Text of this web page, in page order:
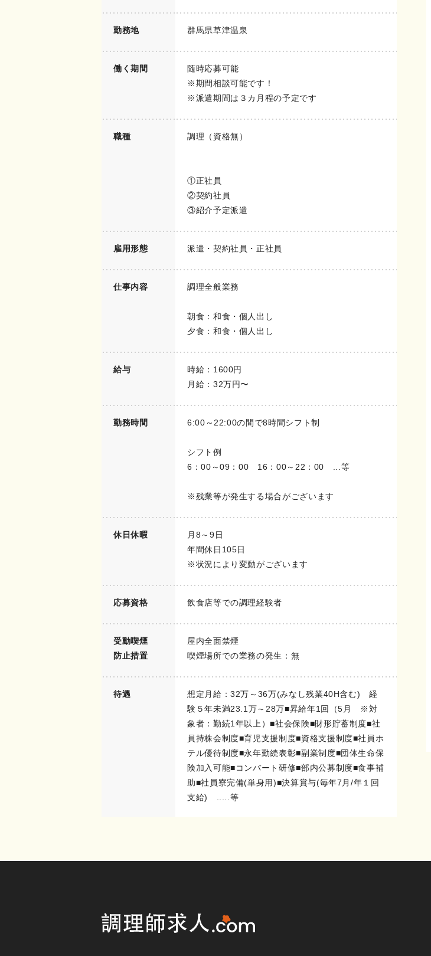
勤務地 群馬県草津温泉
働く期間
随時応募可能
※期間相談可能です！
※派遣期間は３カ月程の予定です
職種 調理（資格無）
①正社員
②契約社員
③紹介予定派遣
雇用形態 派遣・契約社員・正社員
仕事内容 調理全般業務
朝食：和食・個人出し
夕食：和食・個人出し
給与
時給：1600円
月給：32万円〜
勤務時間 6:00～22:00の間で8時間シフト制
シフト例
6：00～09：00 16：00～22：00 ...等
※残業等が発生する場合がございます
休日休暇
月8～9日
年間休日105日
※状況により変動がございます
応募資格 飲食店等での調理経験者
受動喫煙
防止措置
屋内全面禁煙
喫煙場所での業務の発生：無
待遇
想定月給：32万～36万(みなし残業40H含む) 経
験５年未満23.1万～28万■昇給年1回（5月 ※対
象者：勤続1年以上）■社会保険■財形貯蓄制度■社
員持株会制度■育児支援制度■資格支援制度■社員ホ
テル優待制度■永年勤続表彰■副業制度■団体生命保
険加入可能■コンバート研修■部内公募制度■食事補
助■社員寮完備(単身用)■決算賞与(毎年7月/年１回
支給) .....等